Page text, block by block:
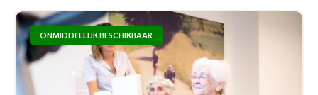
ONMIDDELLIJK BESCHIKBAAR